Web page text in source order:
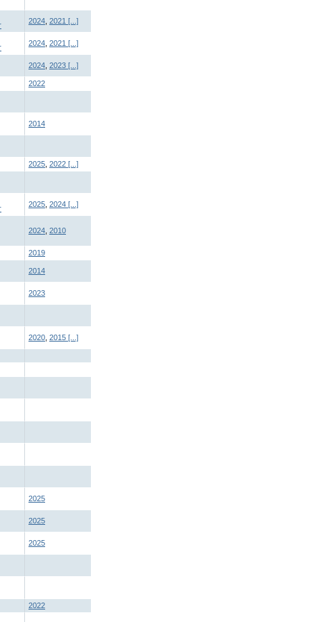
2024 2021 [...]
2024 2021 [...]
2024 2023 [...]
2022
2014
2025 2022 [...]
2025 2024 [...]
2024 2010
2019
2014
2023
2020 2015 [...]
2025
2025
2025
2022